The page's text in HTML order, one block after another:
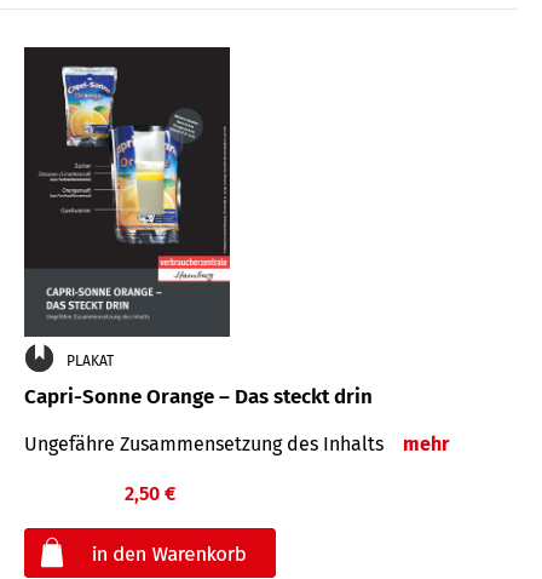
PLAKAT
Capri-Sonne Orange – Das steckt drin
Ungefähre Zu­sammen­setzung des Inhalts mehr
2,50 €